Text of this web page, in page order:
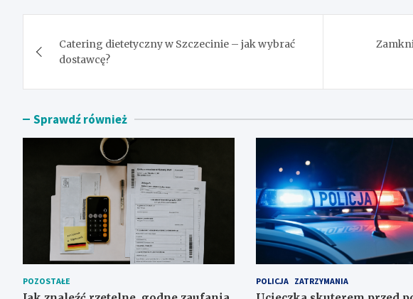
wpisu
Catering dietetyczny w Szczecinie – jak wybrać
dostawcę?
Sprawdź również
POZOSTAŁE POLICJA ZATRZYMANIA